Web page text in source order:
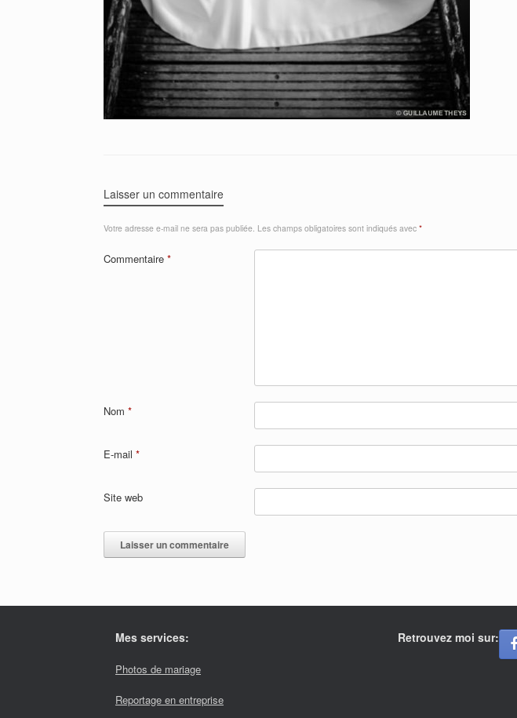
Laisser un commentaire
Votre adresse e-mail ne sera pas publiée. Les champs obligatoires sont indiqués avec *
Commentaire *
Nom *
E-mail *
Site web
Mes services:
Photos de mariage
Reportage en entreprise
Retrouvez moi sur: